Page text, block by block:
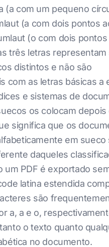
(a com um pequeno
(a com dois pontos
(o com dois pontos
três letras representam
distintos e não são
com as letras básicas a
e sistemas de
os colocam depois
significa que os
em sueco
daqueles
um PDF é exportado
latina estendida
são
a, a e o,
o texto quanto
no documento.